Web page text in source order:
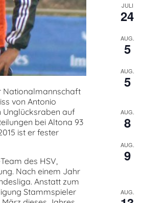
Nationalmannschaft
von Antonio
Unglücksraben auf
bei Altona 93
ist er fester
des HSV,
Nach einem Jahr
Anstatt zum
Stammspieler
JULI
24
AUG.
5
AUG.
5
AUG.
8
AUG.
9
AUG.